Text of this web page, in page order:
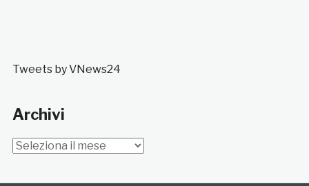
Tweets by VNews24
Archivi
Archivi